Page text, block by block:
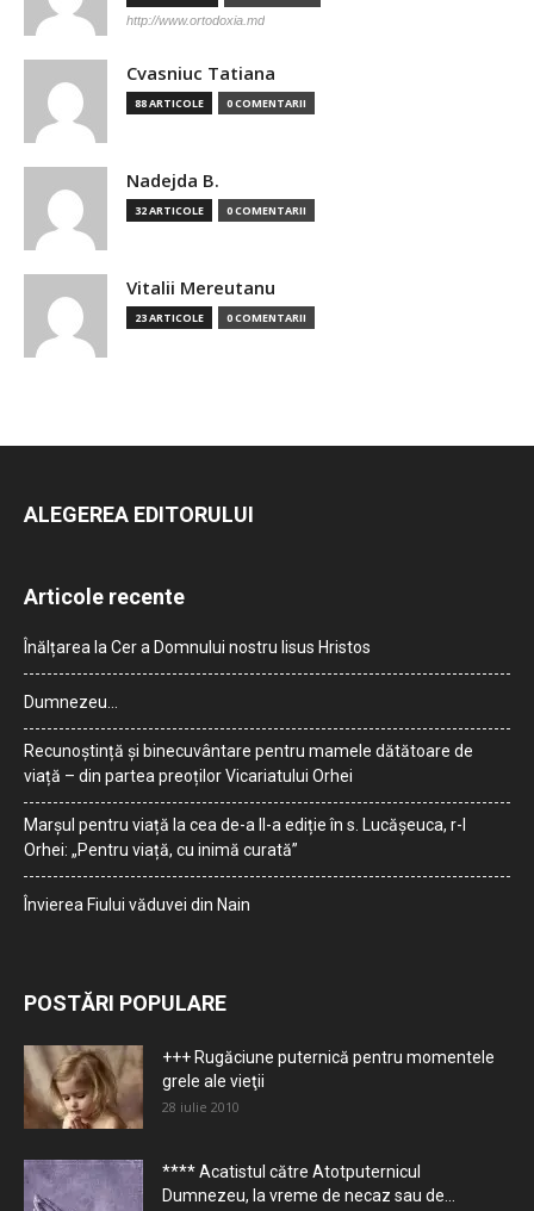
http://www.ortodoxia.md
Cvasniuc Tatiana
88 ARTICOLE 0 COMENTARII
Nadejda B.
32 ARTICOLE 0 COMENTARII
Vitalii Mereutanu
23 ARTICOLE 0 COMENTARII
ALEGEREA EDITORULUI
Articole recente
Înălțarea la Cer a Domnului nostru Iisus Hristos
Dumnezeu…
Recunoștință și binecuvântare pentru mamele dătătoare de
viață – din partea preoților Vicariatului Orhei
Marșul pentru viață la cea de-a II-a ediție în s. Lucășeuca, r-l
Orhei: „Pentru viață, cu inimă curată”
Învierea Fiului văduvei din Nain
POSTĂRI POPULARE
+++ Rugăciune puternică pentru momentele
grele ale vieţii
28 iulie 2010
**** Acatistul către Atotputernicul
Dumnezeu, la vreme de necaz sau de...